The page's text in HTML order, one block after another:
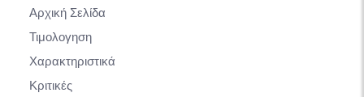
Αρχική Σελίδα
Τιμολογηση
Χαρακτηριστικά
Κριτικές